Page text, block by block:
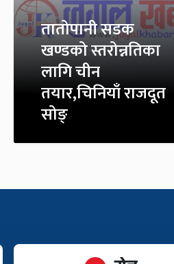
तातोपानी सडक
खण्डको स्तरोन्नतिका
लागि चीन
तयार,चिनियाँ राजदूत
सोङ्